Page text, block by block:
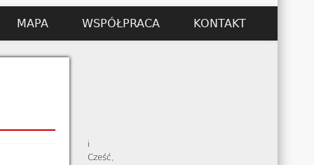
MAPA WSPÓŁPRACA KONTAKT
i
Cześć,